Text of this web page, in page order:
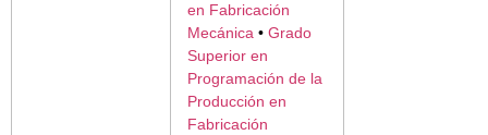
en Fabricación
Mecánica • Grado
Superior en
Programación de la
Producción en
Fabricación